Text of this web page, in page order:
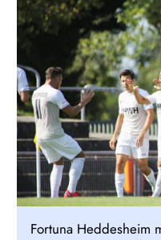
Fortuna Heddesheim